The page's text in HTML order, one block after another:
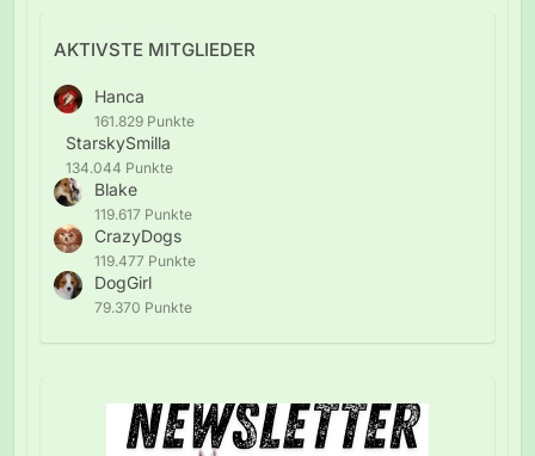
AKTIVSTE MITGLIEDER
Hanca
161.829 Punkte
StarskySmilla
134.044 Punkte
Blake
119.617 Punkte
CrazyDogs
119.477 Punkte
DogGirl
79.370 Punkte